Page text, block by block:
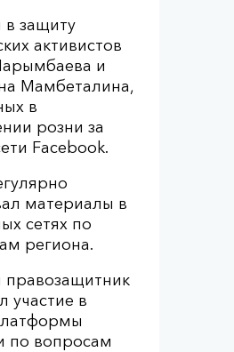
в защиту
активистов
и
Мамбеталина,
в
розни за
Facebook.
материалы в
сетях по
региона.
участие в
по вопросам